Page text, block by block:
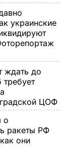
За
2012-м
млрд, а за
украинские
ждать до
ЦОФ
о
ракеты РФ
они